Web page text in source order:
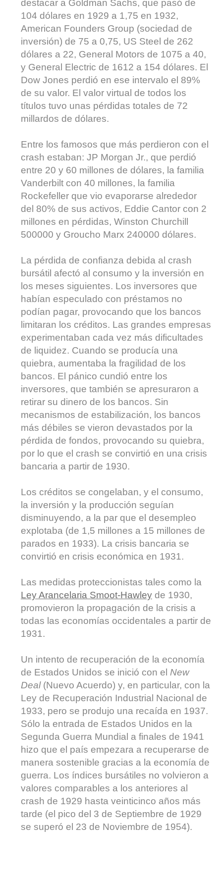
destacar a Goldman Sachs, que pasó de
104 dólares en 1929 a 1,75 en 1932,
American Founders Group (sociedad de
inversión) de 75 a 0,75, US Steel de 262
dólares a 22, General Motors de 1075 a 40,
y General Electric de 1612 a 154 dólares. El
Dow Jones perdió en ese intervalo el 89%
de su valor. El valor virtual de todos los
títulos tuvo unas pérdidas totales de 72
millardos de dólares.
Entre los famosos que más perdieron con el
crash estaban: JP Morgan Jr., que perdió
entre 20 y 60 millones de dólares, la familia
Vanderbilt con 40 millones, la familia
Rockefeller que vio evaporarse alrededor
del 80% de sus activos, Eddie Cantor con 2
millones en pérdidas, Winston Churchill
500000 y Groucho Marx 240000 dólares.
La pérdida de confianza debida al crash
bursátil afectó al consumo y la inversión en
los meses siguientes. Los inversores que
habían especulado con préstamos no
podían pagar, provocando que los bancos
limitaran los créditos. Las grandes empresas
experimentaban cada vez más dificultades
de liquidez. Cuando se producía una
quiebra, aumentaba la fragilidad de los
bancos. El pánico cundió entre los
inversores, que también se apresuraron a
retirar su dinero de los bancos. Sin
mecanismos de estabilización, los bancos
más débiles se vieron devastados por la
pérdida de fondos, provocando su quiebra,
por lo que el crash se convirtió en una crisis
bancaria a partir de 1930.
Los créditos se congelaban, y el consumo,
la inversión y la producción seguían
disminuyendo, a la par que el desempleo
explotaba (de 1,5 millones a 15 millones de
parados en 1933). La crisis bancaria se
convirtió en crisis económica en 1931.
Las medidas proteccionistas tales como la
Ley Arancelaria Smoot-Hawleyde 1930,
promovieron la propagación de la crisis a
todas las economías occidentales a partir de
1931.
Un intento de recuperación de la economía
de Estados Unidos se inició con el New
Deal(Nuevo Acuerdo) y, en particular, con la
Ley de Recuperación Industrial Nacional de
1933, pero se produjo una recaída en 1937.
Sólo la entrada de Estados Unidos en la
Segunda Guerra Mundial a finales de 1941
hizo que el país empezara a recuperarse de
manera sostenible gracias a la economía de
guerra. Los índices bursátiles no volvieron a
valores comparables a los anteriores al
crash de 1929 hasta veinticinco años más
tarde (el pico del 3 de Septiembre de 1929
se superó el 23 de Noviembre de 1954).